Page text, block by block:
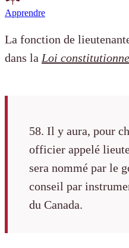
Apprendre
La fonction de
dans la Loi
58. Il y aura, pour
officier appelé
sera nommé par le
conseil par
du Canada.